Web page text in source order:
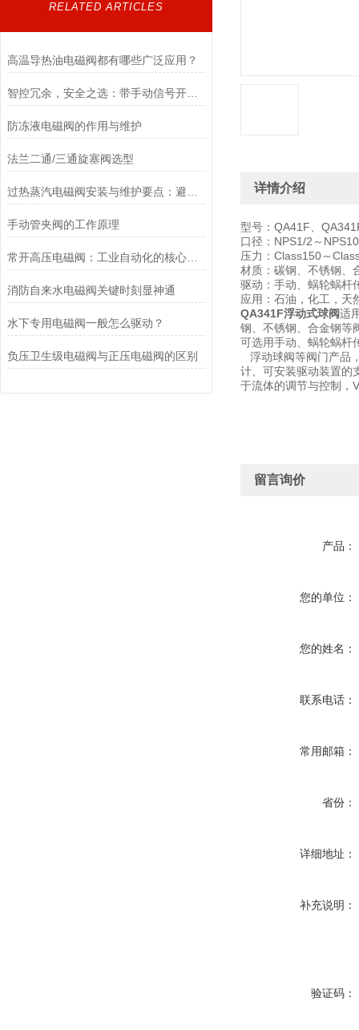
RELATED ARTICLES
高温导热油电磁阀都有哪些广泛应用？
智控冗余，安全之选：带手动信号开关电磁阀，双模驱动的可靠保障
防冻液电磁阀的作用与维护
法兰二通/三通旋塞阀选型
手动管夹阀的工作原理
常开高压电磁阀：工业自动化的核心元件
消防自来水电磁阀关键时刻显神通
水下专用电磁阀一般怎么驱动？
负压卫生级电磁阀与正压电磁阀的区别
详情介绍
型号：QA41F、
口径：NPS1/2～
压力：Class150～
材质：碳钢、不锈钢、
驱动：手动、蜗轮蜗杆
应用：石油，化工，天
QA341F浮动式球阀适
钢、不锈钢、合金钢等
可选用手动、蜗轮蜗杆
浮动球阀等阀门产品
计、可安装驱动装置的
于流体的调节与控制，
留言询价
产品：
您的单位：
您的姓名：
联系电话：
常用邮箱：
省份：
详细地址：
补充说明：
验证码：